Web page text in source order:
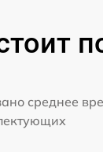
среднее